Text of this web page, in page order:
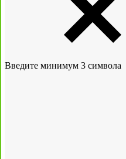
Введите минимум 3 символа